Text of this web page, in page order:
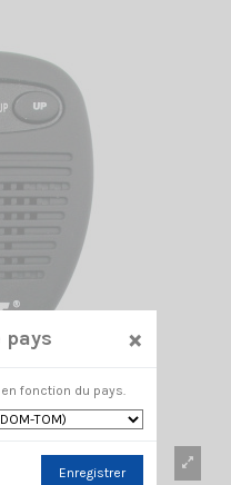
pays ×
fonction du pays.
Enregistrer